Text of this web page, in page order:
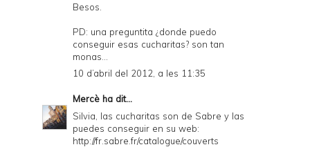
Besos.
PD: una preguntita ¿donde puedo
conseguir esas cucharitas? son tan
monas...
10 d’abril del 2012, a les 11:35
Mercè ha dit...
Silvia, las cucharitas son de Sabre y las
puedes conseguir en su web:
http://fr.sabre.fr/catalogue/couverts